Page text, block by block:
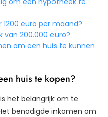
euro per maand?
van 200.000 euro?
om een huis te kunnen
huis te kopen?
het belangrijk om te
benodigde inkomen om